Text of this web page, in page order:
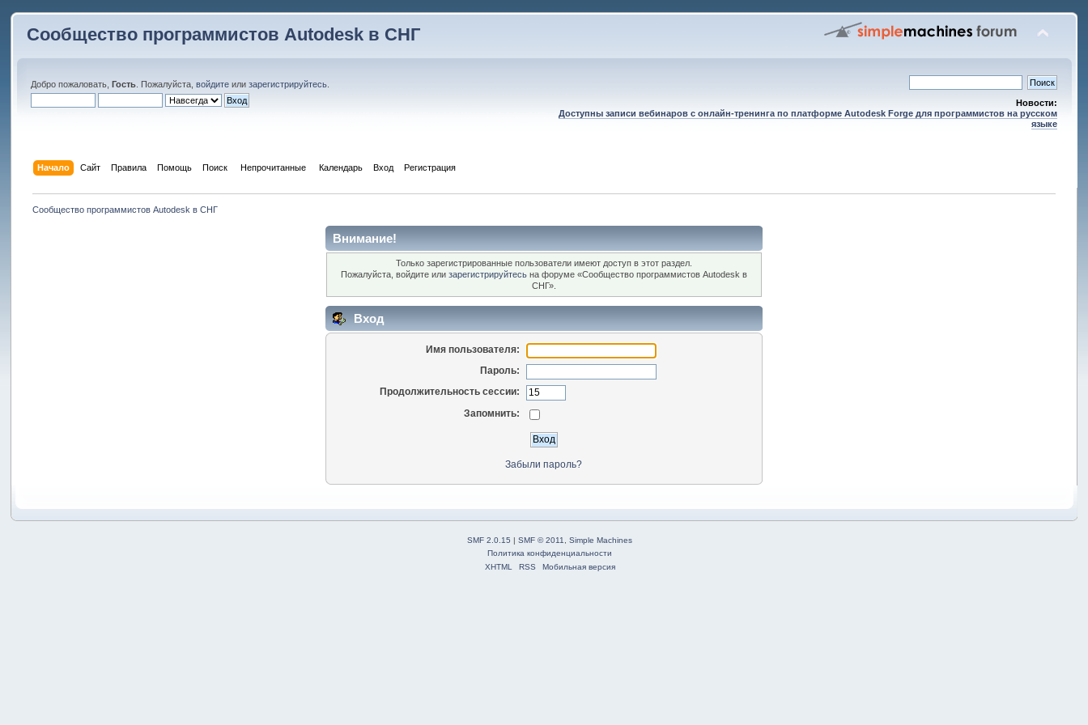
Сообщество программистов Autodesk в СНГ
Добро пожаловать,Гость . Пожалуйста,войдите илизарегистрируйтесь
Новости:
Доступны записи вебинаров с онлайн-тренинга по платформе Autodesk Forge для программистов на русском
языке
Начало Сайт Правила Помощь Поиск Непрочитанные Календарь Вход Регистрация
Сообщество программистов Autodesk в СНГ
Внимание!
Только зарегистрированные пользователи имеют доступ в этот раздел.
Пожалуйста, войдите или зарегистрируйтесьна форуме «Сообщество программистов Autodesk в
СНГ».
Вход
Имя пользователя:
Пароль:
Продолжительность сессии:
Запомнить:
Забыли пароль?
SMF 2.0.15 |SMF © 2011 ,Simple Machines
Политика конфиденциальности
XHTML
RSS Мобильная версия